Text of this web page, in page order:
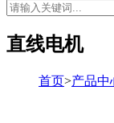
直线电机
首页>产品中